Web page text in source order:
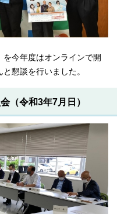
今年度はオンラインで開
懇談を行いました。
（令和3年7月日）